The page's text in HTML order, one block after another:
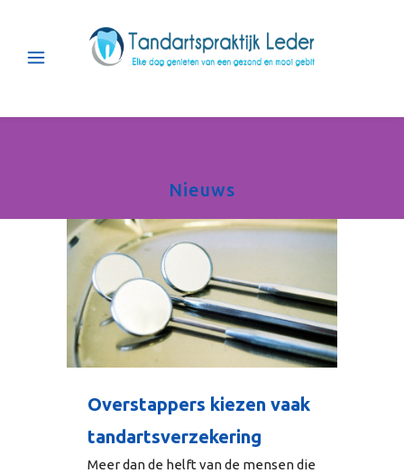
Nieuws
Overstappers kiezen vaak
tandartsverzekering
Meer dan de helft van de mensen die